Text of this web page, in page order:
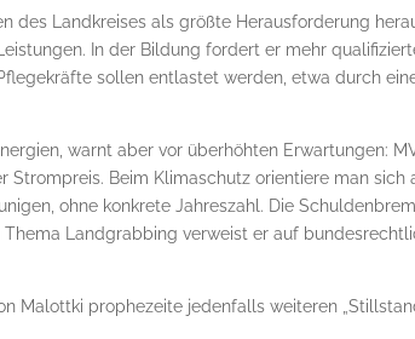
des Landkreises als größte Herausforderung
In der Bildung fordert er mehr
sollen entlastet werden, etwa durch
warnt aber vor überhöhten Erwartungen:
Beim Klimaschutz orientiere man sich
ohne konkrete Jahreszahl. Die
Landgrabbing verweist er auf
Malottki prophezeite jedenfalls weiteren